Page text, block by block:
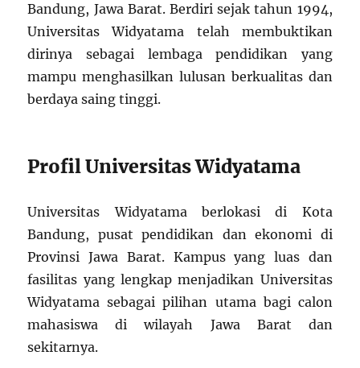
Bandung, Jawa Barat. Berdiri sejak tahun 1994,
Universitas Widyatama telah membuktikan
dirinya sebagai lembaga pendidikan yang
mampu menghasilkan lulusan berkualitas dan
berdaya saing tinggi.
Profil Universitas Widyatama
Universitas Widyatama berlokasi di Kota
Bandung, pusat pendidikan dan ekonomi di
Provinsi Jawa Barat. Kampus yang luas dan
fasilitas yang lengkap menjadikan Universitas
Widyatama sebagai pilihan utama bagi calon
mahasiswa di wilayah Jawa Barat dan
sekitarnya.